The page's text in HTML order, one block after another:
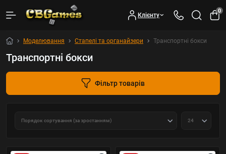
Клієнту
0
Моделювання Стапелі та органайзери Транспортні бокси
Транспортні бокси
Фільтр товарів